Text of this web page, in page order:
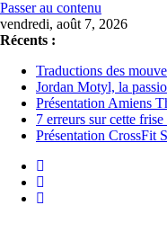
Passer au contenu
vendredi, août 7, 2026
Récents :
Traductions des
Jordan Motyl, la
Présentation Amiens
7 erreurs sur cette frise
Présentation CrossFit